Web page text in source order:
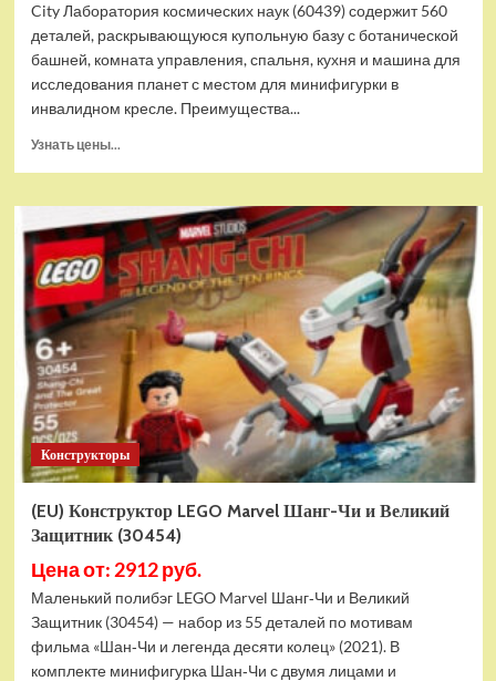
City Лаборатория космических наук (60439) содержит 560
деталей, раскрывающуюся купольную базу с ботанической
башней, комната управления, спальня, кухня и машина для
исследования планет с местом для минифигурки в
инвалидном кресле. Преимущества...
Узнать цены...
(EU)
Конструктор
LEGO
City
Лаборатория
космических
наук
(60439)
Конструкторы
(EU) Конструктор LEGO Marvel Шанг-Чи и Великий
Защитник (30454)
Цена от: 2912 руб.
Маленький полибэг LEGO Marvel Шанг‑Чи и Великий
Защитник (30454) — набор из 55 деталей по мотивам
фильма «Шан‑Чи и легенда десяти колец» (2021). В
комплекте минифигурка Шан‑Чи с двумя лицами и